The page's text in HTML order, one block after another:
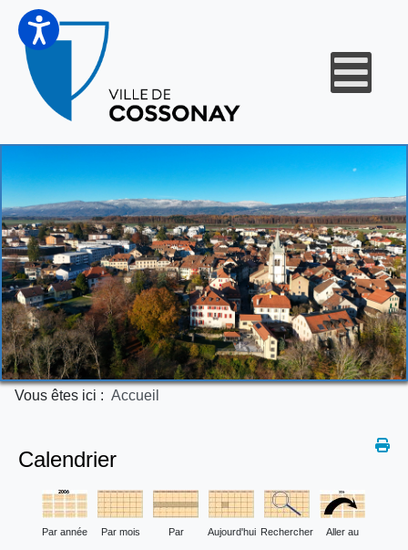
Vous êtes ici : Accueil
Calendrier
Par année Par mois Par Aujourd'hui Rechercher Aller au